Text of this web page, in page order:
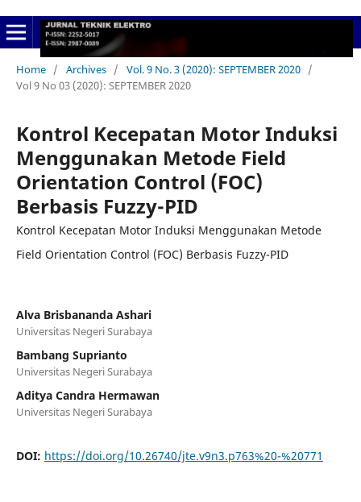
Home / Archives / Vol. 9 No. 3 (2020): SEPTEMBER 2020 /
Vol 9 No 03 (2020): SEPTEMBER 2020
Kontrol Kecepatan Motor Induksi
Menggunakan Metode Field
Orientation Control (FOC)
Berbasis Fuzzy-PID
Kontrol Kecepatan Motor Induksi Menggunakan Metode
Field Orientation Control (FOC) Berbasis Fuzzy-PID
Alva Brisbananda Ashari
Universitas Negeri Surabaya
Bambang Suprianto
Universitas Negeri Surabaya
Aditya Candra Hermawan
Universitas Negeri Surabaya
DOI: https://doi.org/10.26740/jte.v9n3.p763%20-%20771